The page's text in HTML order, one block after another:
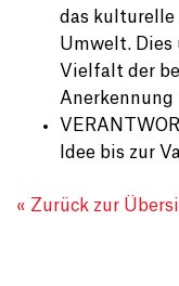
das kulturelle
Umwelt. Dies
Vielfalt der
Anerkennung
Idee bis zur
« Zurück zur